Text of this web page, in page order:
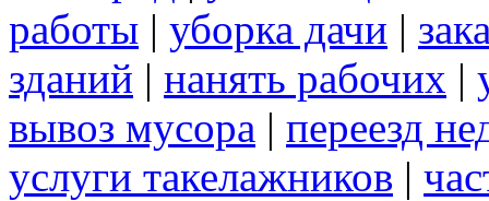
работы | уборка дачи |
зданий | нанять рабочих |
вывоз мусора | переезд
услуги такелажников |